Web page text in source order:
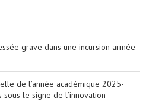
grave dans une incursion armée
de l’année académique 2025-
le signe de l’innovation